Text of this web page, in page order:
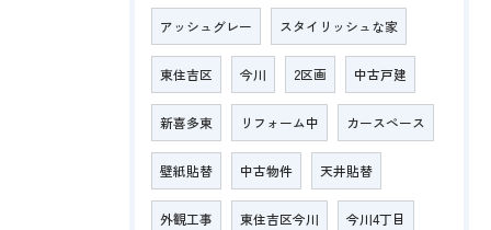
アッシュグレー スタイリッシュな家
東住吉区 今川 2区画 中古戸建
新喜多東 リフォーム中 カースペース
壁紙貼替 中古物件 天井貼替
外観工事 東住吉区今川 今川4丁目